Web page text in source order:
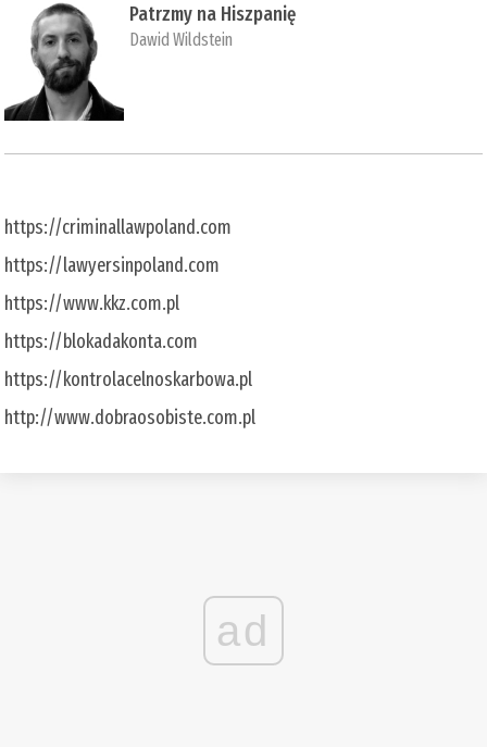
Patrzmy na Hiszpanię
Dawid Wildstein
https://criminallawpoland.com
https://lawyersinpoland.com
https://www.kkz.com.pl
https://blokadakonta.com
https://kontrolacelnoskarbowa.pl
http://www.dobraosobiste.com.pl
ad